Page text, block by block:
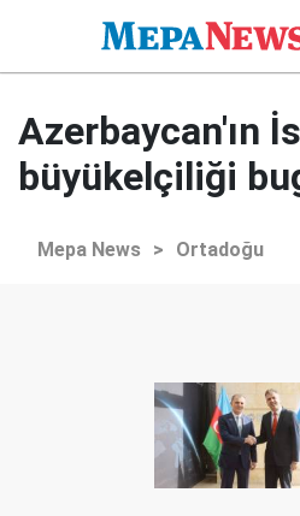
Azerbaycan'ın
büyükelçiliği
Mepa News > Ortadoğu